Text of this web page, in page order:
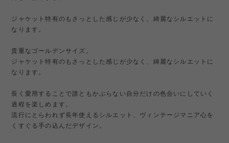
ジャケット特有のもさっとした感じが少なく、綺麗なシルエットに
なります。
貴重なゴールデンサイズ。
ジャケット特有のもさっとした感じが少なく、綺麗なシルエットに
なります。
長く愛用することで誰ともかぶらない自分だけの色合いにしていく
過程を楽しめます。
流行にとらわれず長年使えるシルエット、ヴィンテージマニア心を
くすぐる手の込んだデザイン。